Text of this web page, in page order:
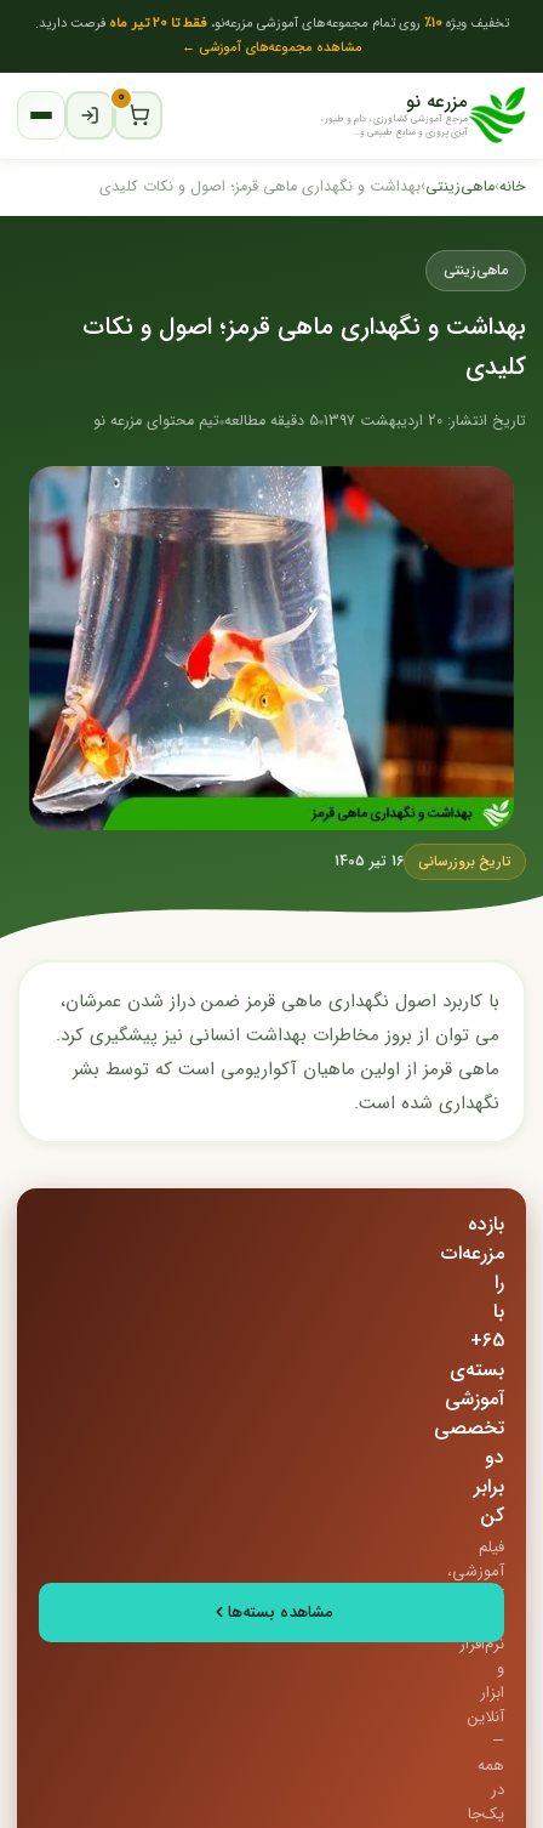
تخفیف ویژه10٪ روی تمام مجموعه‌های آموزشی مزرعه‌نو،فقط تا 20 تیر ماه
فرصت دارید.
مشاهده مجموعه‌های آموزشی ←
مزرعه نو
مرجع آموزشی کشاورزی ، دام و طیور ،
آبزی پروری و منابع طبیعی و...
۰
خانه›ماهی‌زینتی›بهداشت و نگهداری ماهی قرمز؛ اصول و نکات کلیدی
ماهی‌زینتی
بهداشت و نگهداری ماهی قرمز؛ اصول و نکات
کلیدی
تاریخ انتشار: 20 اردیبهشت 1397 5 دقیقه مطالعه تیم محتوای مزرعه نو
تاریخ بروزرسانی 16 تیر 1405
با کاربرد اصول نگهداری ماهی قرمز ضمن دراز شدن عمرشان،
می توان از بروز مخاطرات بهداشت انسانی نیز پیشگیری کرد.
ماهی قرمز از اولین ماهیان آکواریومی است که توسط بشر
نگهداری شده است.
بازده
مزرعه‌ات
را
با
65+
بسته‌ی
آموزشی
تخصصی
دو
برابر
کن
فیلم
آموزشی،
کتاب
نرم‌افزار
و
ابزار
آنلاین
—
همه
در
یک‌جا
مشاهده بسته‌ها